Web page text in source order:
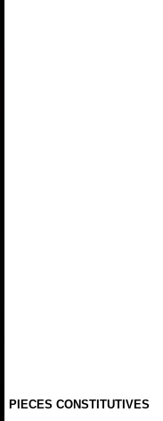
PIECES CONSTITUTIVES